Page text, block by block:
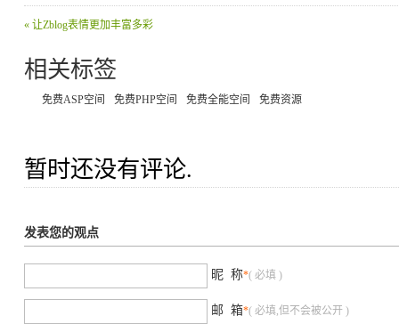
« 让Zblog表情更加丰富多彩
相关标签
免费ASP空间 免费PHP空间 免费全能空间 免费资源
暂时还没有评论.
发表您的观点
昵 称*( 必填 )
邮 箱*( 必填,但不会被公开 )